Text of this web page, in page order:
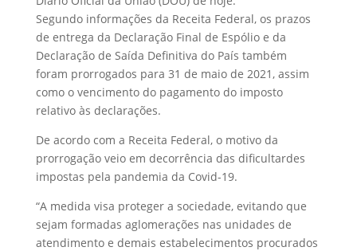
Segundo informações da Receita Federal, os prazos
de entrega da Declaração Final de Espólio e da
Declaração de Saída Definitiva do País também
foram prorrogados para 31 de maio de 2021, assim
como o vencimento do pagamento do imposto
relativo às declarações.
De acordo com a Receita Federal, o motivo da
prorrogação veio em decorrência das dificultardes
impostas pela pandemia da Covid-19.
“A medida visa proteger a sociedade, evitando que
sejam formadas aglomerações nas unidades de
atendimento e demais estabelecimentos procurados